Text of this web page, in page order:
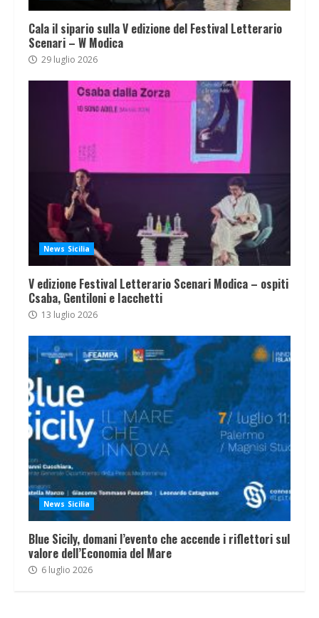
Cala il sipario sulla V edizione del Festival Letterario
Scenari – W Modica
29 luglio 2026
News Sicilia
V edizione Festival Letterario Scenari Modica – ospiti
Csaba, Gentiloni e Iacchetti
13 luglio 2026
News Sicilia
Blue Sicily, domani l’evento che accende i riflettori sul
valore dell’Economia del Mare
6 luglio 2026